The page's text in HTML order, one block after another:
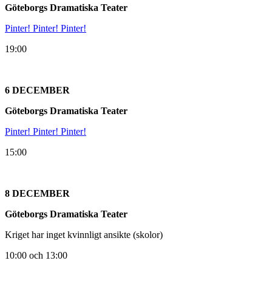
Göteborgs Dramatiska Teater
Pinter! Pinter! Pinter!
19:00
6 DECEMBER
Göteborgs Dramatiska Teater
Pinter! Pinter! Pinter!
15:00
8 DECEMBER
Göteborgs Dramatiska Teater
Kriget har inget kvinnligt ansikte (skolor)
10:00 och 13:00